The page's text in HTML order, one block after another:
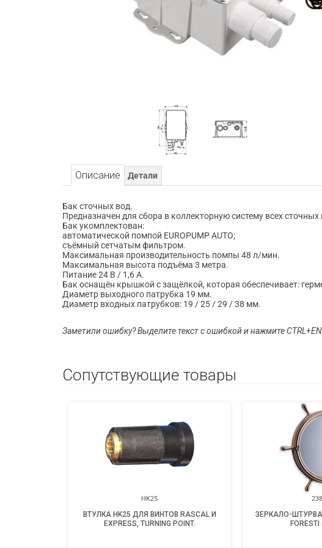
Описание Детали
Бак сточных вод.
Предназначен для сбора в коллекторную систему всех
Бак укомплектован:
автоматической помпой EUROPUMP AUTO;
съёмный сетчатым фильтром.
Максимальная производительность помпы 48 л/мин.
Максимальная высота подъёма 3 метра.
Питание 24 В / 1,6 А.
Бак оснащён крышкой с защёлкой, которая обеспечивает:
Диаметр выходного патрубка 19 мм.
Диаметр входных патрубков: 19 / 25 / 29 / 38 мм.
Заметили ошибку? Выделите текст с ошибкой и нажмите
Сопутствующие товары
HK25
ВТУЛКА HK25 ДЛЯ ВИНТОВ RASCAL И
EXPRESS, TURNING POINT.
ЗЕРКАЛО-
FORESTI